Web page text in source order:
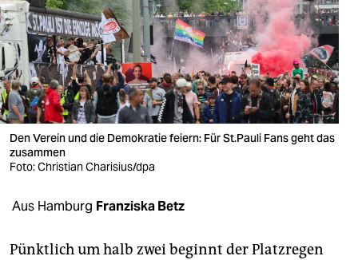
berlin
nord
wahrheit
verlag
verlag
shop
fragen & hilfe
Den Verein und die Demokratie feiern: Für St.Pauli Fans geht das
zusammen
Foto: Christian Charisius/dpa
Aus Hamburg Franziska Betz
Pünktlich um halb zwei beginnt der Platzregen